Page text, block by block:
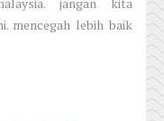
mencegah lebih baik